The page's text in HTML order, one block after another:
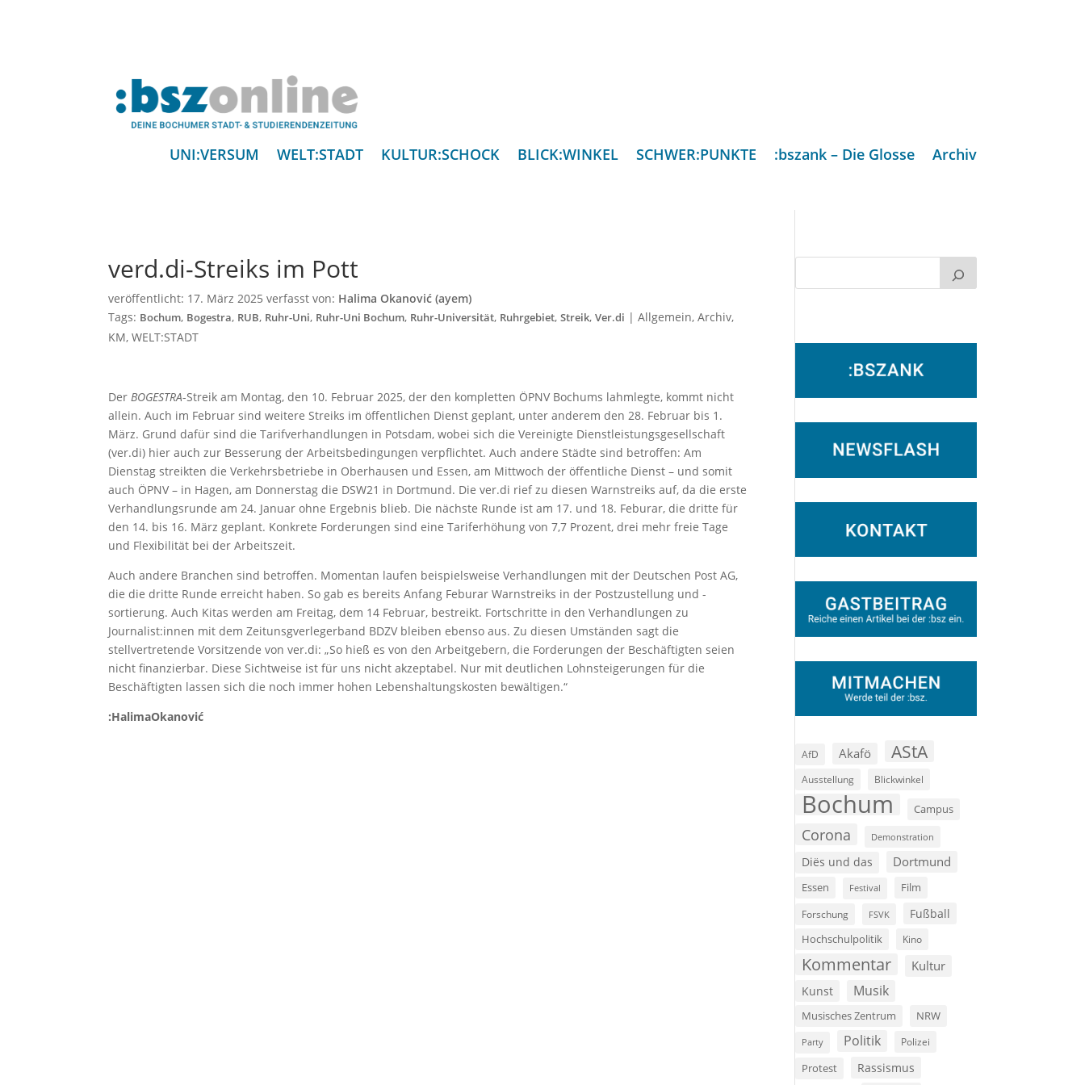
UNI:VERSUM WELT:STADT KULTUR:SCHOCK BLICK:WINKEL SCHWER:PUNKTE :bszank – Die Glosse Archiv
verd.di-Streiks im Pott
veröffentlicht: 17. März 2025 verfasst von: Halima Okanović (ayem)
Tags: Bochum, Bogestra, RUB, Ruhr-Uni, Ruhr-Uni Bochum, Ruhr-Universität, Ruhrgebiet,Streik,Ver.di |Allgemein,Archiv,
KM,WELT:STADT
DerBOGESTRA-Streik am Montag, den 10. Februar 2025, der den kompletten ÖPNV Bochums lahmlegte, kommt nicht
allein. Auch im Februar sind weitere Streiks im öffentlichen Dienst geplant, unter anderem den 28. Februar bis 1.
März. Grund dafür sind die Tarifverhandlungen in Potsdam, wobei sich die Vereinigte Dienstleistungsgesellschaft
(ver.di) hier auch zur Besserung der Arbeitsbedingungen verpflichtet. Auch andere Städte sind betroffen: Am
Dienstag streikten die Verkehrsbetriebe in Oberhausen und Essen, am Mittwoch der öffentliche Dienst – und somit
auch ÖPNV – in Hagen, am Donnerstag die DSW21 in Dortmund. Die ver.di rief zu diesen Warnstreiks auf, da die erste
Verhandlungsrunde am 24. Januar ohne Ergebnis blieb. Die nächste Runde ist am 17. und 18. Feburar, die dritte für
den 14. bis 16. März geplant. Konkrete Forderungen sind eine Tariferhöhung von 7,7 Prozent, drei mehr freie Tage
und Flexibilität bei der Arbeitszeit.
Auch andere Branchen sind betroffen. Momentan laufen beispielsweise Verhandlungen mit der Deutschen Post AG,
die die dritte Runde erreicht haben. So gab es bereits Anfang Feburar Warnstreiks in der Postzustellung und -
sortierung. Auch Kitas werden am Freitag, dem 14 Februar, bestreikt. Fortschritte in den Verhandlungen zu
Journalist:innen mit dem Zeitunsgverlegerband BDZV bleiben ebenso aus. Zu diesen Umständen sagt die
stellvertretende Vorsitzende von ver.di: „So hieß es von den Arbeitgebern, die Forderungen der Beschäftigten seien
nicht finanzierbar. Diese Sichtweise ist für uns nicht akzeptabel. Nur mit deutlichen Lohnsteigerungen für die
Beschäftigten lassen sich die noch immer hohen Lebenshaltungskosten bewältigen.“
:HalimaOkanović
AfD Akafö AStA
Ausstellung Blickwinkel
Bochum Campus
Corona Demonstration
Diës und das Dortmund
Essen Festival Film
Forschung FSVK Fußball
Hochschulpolitik Kino
Kommentar Kultur
Kunst Musik
Musisches Zentrum NRW
Party Politik Polizei
Protest Rassismus